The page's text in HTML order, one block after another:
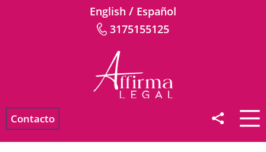
English / Español
3175155125
Contacto